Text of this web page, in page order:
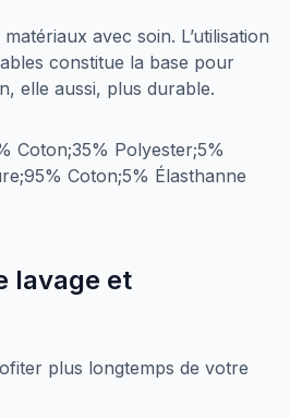
avec soin. L’utilisation
constitue la base pour
elle aussi, plus durable.
Coton;35% Polyester;5%
Coton;5% Élasthanne
lavage et
plus longtemps de votre